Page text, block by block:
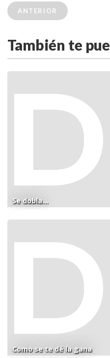
ANTERIOR
También te
Se dobla...
Como se te dé la gana